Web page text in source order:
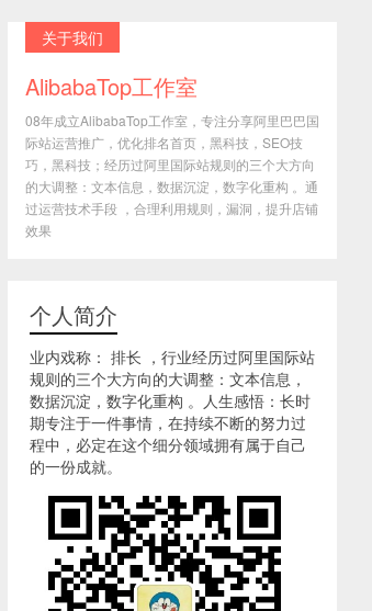
关于我们
AlibabaTop工作室
08年成立AlibabaTop工作室，专注分享阿里巴巴国
际站运营推广，优化排名首页，黑科技，SEO技
巧，黑科技；经历过阿里国际站规则的三个大方向
的大调整：文本信息，数据沉淀，数字化重构 。通
过运营技术手段 ，合理利用规则，漏洞，提升店铺
效果
个人简介
业内戏称： 排长 ，行业经历过阿里国际站
规则的三个大方向的大调整：文本信息，
数据沉淀，数字化重构 。人生感悟：长时
期专注于一件事情，在持续不断的努力过
程中，必定在这个细分领域拥有属于自己
的一份成就。